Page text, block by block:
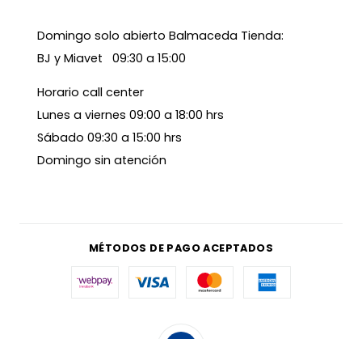
Domingo solo abierto Balmaceda Tienda:
BJ y Miavet 09:30 a 15:00
Horario call center
Lunes a viernes 09:00 a 18:00 hrs
Sábado 09:30 a 15:00 hrs
Domingo sin atención
MÉTODOS DE PAGO ACEPTADOS